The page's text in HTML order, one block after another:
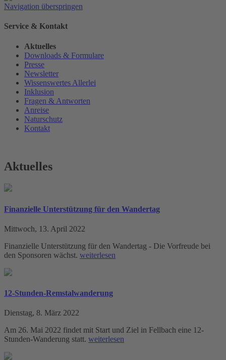
Navigation überspringen
Service & Kontakt
Aktuelles
Downloads & Formulare
Presse
Newsletter
Wissenswertes Allerlei
Inklusion
Fragen & Antworten
Anreise
Naturschutz
Kontakt
Aktuelles
Finanzielle Unterstützung für den Wandertag
Mittwoch, 13. April 2022
Finanzielle Unterstützung für den Wandertag - Die Vorfreude bei
den Sponsoren wächst. weiterlesen
12-Stunden-Remstalwanderung
Dienstag, 8. März 2022
Am 26. Mai 2022 findet mit Start und Ziel in Fellbach eine 12-
Stunden-Wanderung statt. weiterlesen